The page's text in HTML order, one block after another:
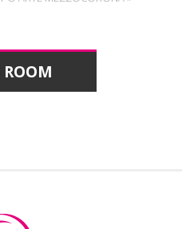
ROOM